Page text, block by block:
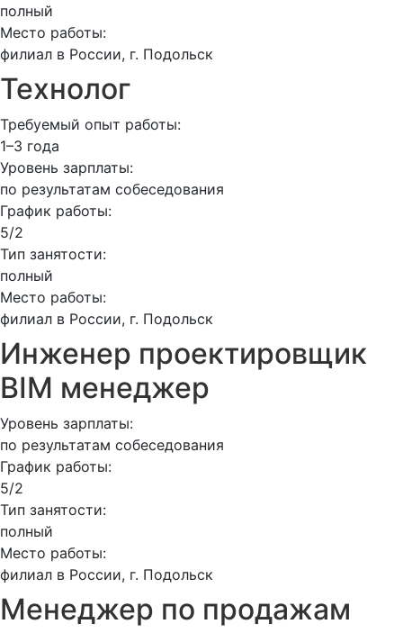
полный
Место работы:
филиал в России, г. Подольск
Технолог
Требуемый опыт работы:
1–3 года
Уровень зарплаты:
по результатам собеседования
График работы:
5/2
Тип занятости:
полный
Место работы:
филиал в России, г. Подольск
Инженер проектировщик
BIM менеджер
Уровень зарплаты:
по результатам собеседования
График работы:
5/2
Тип занятости:
полный
Место работы:
филиал в России, г. Подольск
Менеджер по продажам